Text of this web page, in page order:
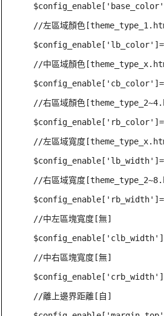
//左區域顏色
//中區域顏色
//右區域顏色
//左區域寬度
//右區域寬度
//中左區塊寬度[無]
//中右區塊寬度[無]
//離上邊界距離[自]